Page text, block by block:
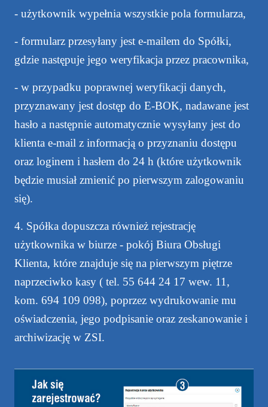
- użytkownik wypełnia wszystkie pola formularza,
- formularz przesyłany jest e-mailem do Spółki,
gdzie następuje jego weryfikacja przez pracownika,
- w przypadku poprawnej weryfikacji danych,
przyznawany jest dostęp do E-BOK, nadawane jest
hasło a następnie automatycznie wysyłany jest do
klienta e-mail z informacją o przyznaniu dostępu
oraz loginem i hasłem do 24 h (które użytkownik
będzie musiał zmienić po pierwszym zalogowaniu
się).
4. Spółka dopuszcza również rejestrację
użytkownika w biurze - pokój Biura Obsługi
Klienta, które znajduje się na pierwszym piętrze
naprzeciwko kasy ( tel. 55 644 24 17 wew. 11,
kom. 694 109 098), poprzez wydrukowanie mu
oświadczenia, jego podpisanie oraz zeskanowanie i
archiwizację w ZSI.